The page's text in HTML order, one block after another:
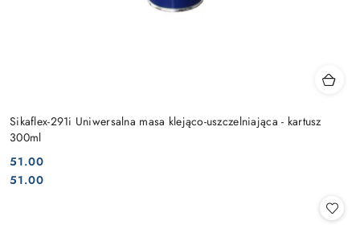
Sikaflex-291i Uniwersalna masa klejąco-uszczelniająca - kartusz
300ml
Cena:
51.00
Cena:
51.00